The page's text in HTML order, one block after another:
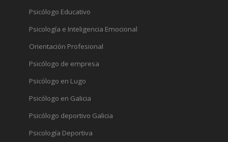
Psicólogo Educativo
Psicología e Inteligencia Emocional
Orientación Profesional
Psicólogo de empresa
Psicólogo en Lugo
Psicólogo en Galicia
Psicólogo deportivo Galicia
Psicología Deportiva